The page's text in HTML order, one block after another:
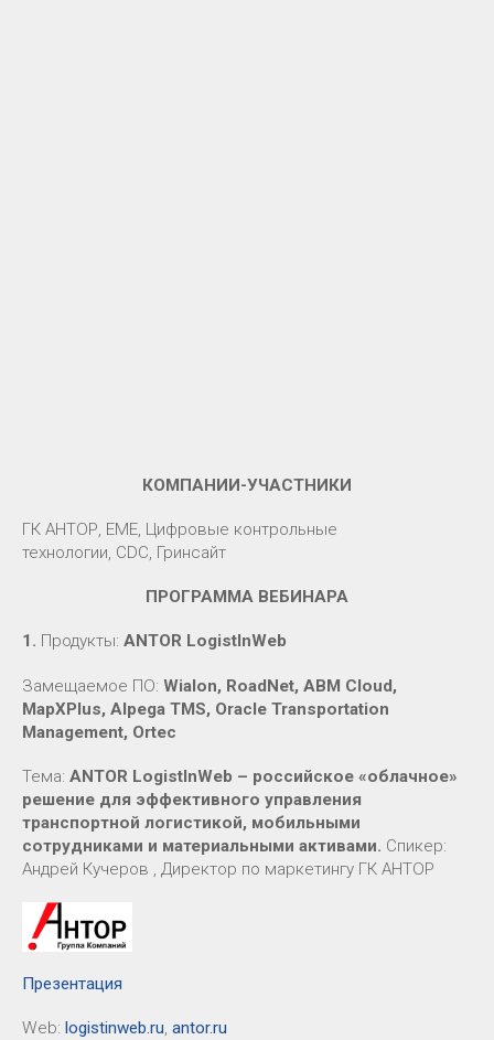
КОМПАНИИ-УЧАСТНИКИ
ГК АНТОР, EME, Цифровые контрольные
технологии, CDC, Гринсайт
ПРОГРАММА ВЕБИНАРА
1. Продукты: ANTOR LogistInWeb
Замещаемое ПО: Wialon, RoadNet, ABM Cloud,
MapXPlus, Alpega TMS, Oracle Transportation
Management, Ortec
Тема: ANTOR LogistInWeb – российское «облачное»
решение для эффективного управления
транспортной логистикой, мобильными
сотрудниками и материальными активами. Спикер:
Андрей Кучеров , Директор по маркетингу ГК АНТОР
Презентация
Web: logistinweb.ru, antor.ru